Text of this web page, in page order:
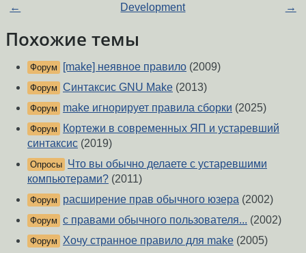
← Development →
Похожие темы
Форум [make] неявное правило (2009)
Форум Синтаксис GNU Make (2013)
Форум make игнорирует правила сборки (2025)
Форум
Кортежи в современных ЯП и устаревший
синтаксис (2019)
Опросы Что вы обычно делаете с устаревшими
компьютерами? (2011)
Форум расширение прав обычного юзера (2002)
Форум c правами обычного пользователя... (2002)
Форум Хочу странное правило для make (2005)